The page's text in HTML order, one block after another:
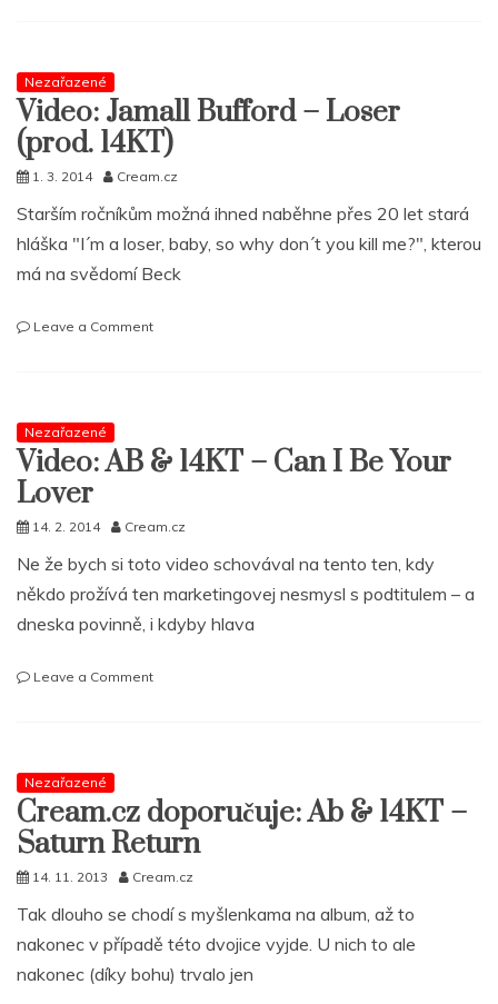
My
Hair
(14KT
RMX)
Nezařazené
Video: Jamall Bufford – Loser
(prod. 14KT)
1. 3. 2014 Cream.cz
Starším ročníkům možná ihned naběhne přes 20 let stará
hláška "I´m a loser, baby, so why don´t you kill me?", kterou
má na svědomí Beck
Leave a Commenton
(prod.
Nezařazené
Video: AB & 14KT – Can I Be Your
Lover
14. 2. 2014 Cream.cz
Ne že bych si toto video schovával na tento ten, kdy
někdo prožívá ten marketingovej nesmysl s podtitulem – a
dneska povinně, i kdyby hlava
Leave a Commenton
Can
Be
Your
Nezařazené
Cream.cz doporučuje: Ab & 14KT –
Saturn Return
14. 11. 2013 Cream.cz
Tak dlouho se chodí s myšlenkama na album, až to
nakonec v případě této dvojice vyjde. U nich to ale
nakonec (díky bohu) trvalo jen